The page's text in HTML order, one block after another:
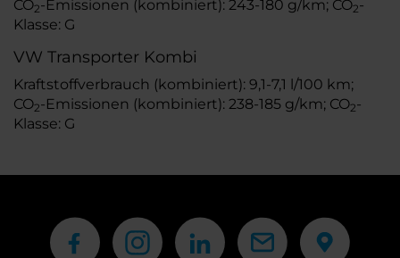
CO2-Emissionen (kombiniert): 243-180 g/km; CO2-
Klasse: G
VW Transporter Kombi
Kraftstoffverbrauch (kombiniert): 9,1-7,1 l/100 km;
CO2-Emissionen (kombiniert): 238-185 g/km; CO2-
Klasse: G